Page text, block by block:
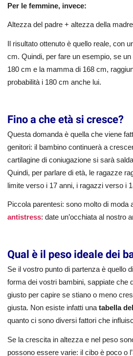
Per le femmine, invece:
Altezza del padre + altezza della
Il risultato ottenuto è quello reale, con
cm. Quindi, per fare un esempio, se
180 cm e la mamma di 168 cm,
probabilità i 180 cm anche lui.
Fino a che età si cresce?
Questa domanda è quella che viene
genitori: il bambino continuerà a
cartilagine di coniugazione si sarà
Quindi, per parlare di età, le ragazze
limite verso i 17 anni, i ragazzi verso i
Piccola parentesi: sono molto di moda
antistress: date un’occhiata al nostro
Qual è il peso ideale dei
Se il vostro punto di partenza è quello
forma dei vostri bambini, sappiate che
giusto per capire se stiano o meno
giusta. Non esiste infatti una tabella
quanto ci sono diversi fattori che
Se la crescita in altezza e nel peso
possono essere varie: il cibo è poco o